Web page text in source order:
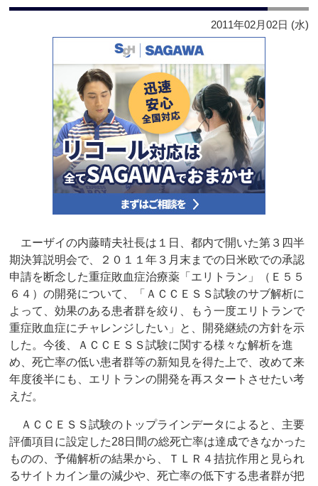
2011年02月02日 (水)
エーザイの内藤晴夫社長は１日、都内で開いた第３四半
期決算説明会で、２０１１年３月末までの日米欧での承認
申請を断念した重症敗血症治療薬「エリトラン」（Ｅ５５
６４）の開発について、「ＡＣＣＥＳＳ試験のサブ解析に
よって、効果のある患者群を絞り、もう一度エリトランで
重症敗血症にチャレンジしたい」と、開発継続の方針を示
した。今後、ＡＣＣＥＳＳ試験に関する様々な解析を進
め、死亡率の低い患者群等の新知見を得た上で、改めて来
年度後半にも、エリトランの開発を再スタートさせたい考
えだ。
ＡＣＣＥＳＳ試験のトップラインデータによると、主要
評価項目に設定した28日間の総死亡率は達成できなかった
ものの、予備解析の結果から、ＴＬＲ４拮抗作用と見られ
るサイトカイン量の減少や、死亡率の低下する患者群が把